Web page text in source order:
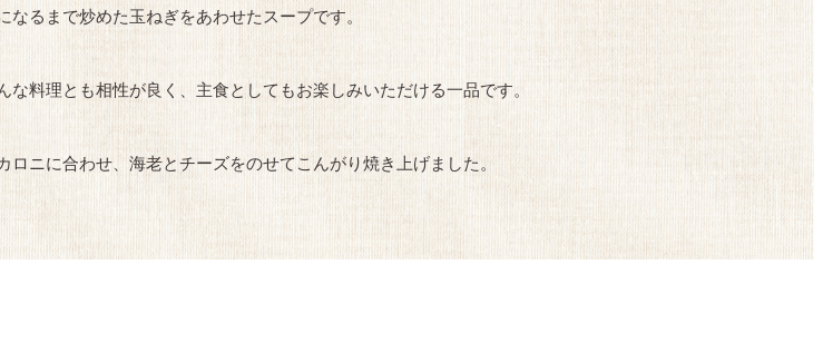
るまで炒めた玉ねぎをあわせたスープです。
料理とも相性が良く、主食としてもお楽しみいただける一品です。
ニに合わせ、海老とチーズをのせてこんがり焼き上げました。